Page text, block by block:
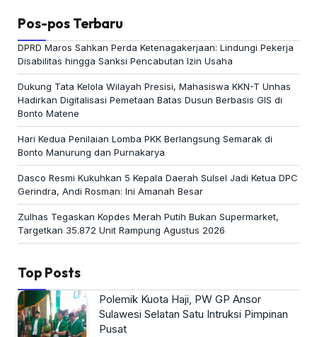
Pos-pos Terbaru
DPRD Maros Sahkan Perda Ketenagakerjaan: Lindungi Pekerja
Disabilitas hingga Sanksi Pencabutan Izin Usaha
Dukung Tata Kelola Wilayah Presisi, Mahasiswa KKN-T Unhas
Hadirkan Digitalisasi Pemetaan Batas Dusun Berbasis GIS di
Bonto Matene
Hari Kedua Penilaian Lomba PKK Berlangsung Semarak di
Bonto Manurung dan Purnakarya
Dasco Resmi Kukuhkan 5 Kepala Daerah Sulsel Jadi Ketua DPC
Gerindra, Andi Rosman: Ini Amanah Besar
Zulhas Tegaskan Kopdes Merah Putih Bukan Supermarket,
Targetkan 35.872 Unit Rampung Agustus 2026
Top Posts
Polemik Kuota Haji, PW GP Ansor
Sulawesi Selatan Satu Intruksi Pimpinan
Pusat